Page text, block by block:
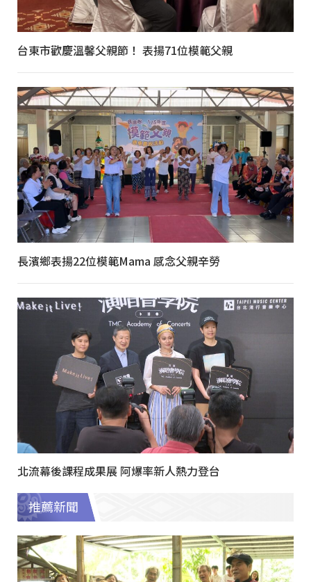
台東市歡慶溫馨父親節！ 表揚71位模範父親
長濱鄉表揚22位模範Mama 感念父親辛勞
北流幕後課程成果展 阿爆率新人熱力登台
推薦新聞